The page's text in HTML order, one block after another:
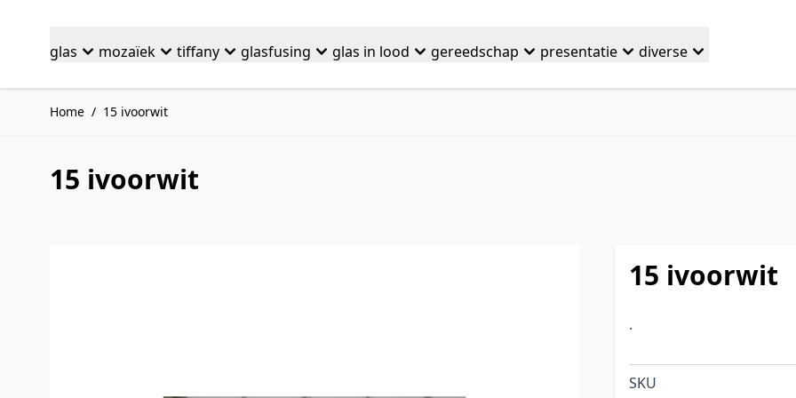
glas mozaïek tiffany glasfusing glas in lood gereedschap presentatie diverse
Home / 15 ivoorwit
15 ivoorwit
15 ivoorwit
.
SKU